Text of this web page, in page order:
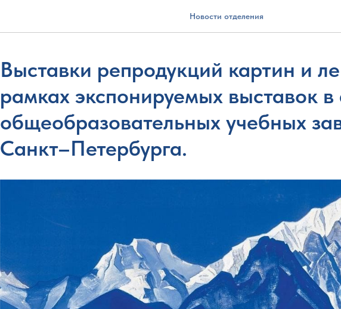
Новости отделения
Выставки репродукций картин и
рамках экспонируемых выставок в
общеобразовательных учебных
Санкт–Петербурга.